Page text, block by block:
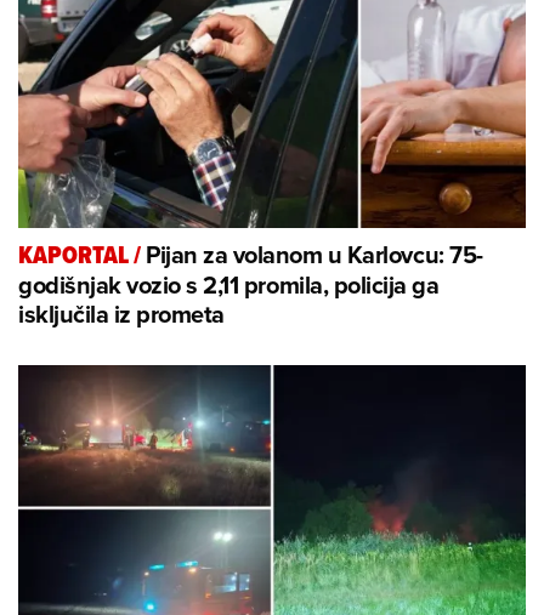
KAPORTAL/Pijan za volanom u Karlovcu: 75-
godišnjak vozio s 2,11 promila, policija ga
isključila iz prometa